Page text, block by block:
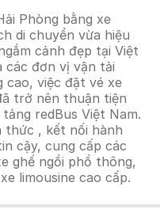
Phòng bằng xe
di chuyển vừa hiệu
cảnh đẹp tại Việt
các đơn vị vận tải
cao, việc đặt vé xe
trở nên thuận tiện
redBus Việt Nam.
thức , kết nối hành
cậy, cung cấp các
ghế ngồi phổ thông,
limousine cao cấp.